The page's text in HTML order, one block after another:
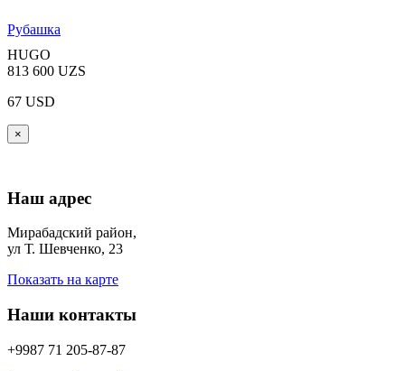
Рубашка
HUGO
813 600 UZS
67 USD
×
Наш адрес
Мирабадский район,
ул Т. Шевченко, 23
Показать на карте
Наши контакты
+9987 71 205-87-87